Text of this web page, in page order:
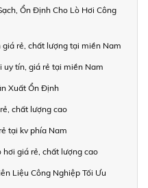
Ổn Định Cho Lò Hơi Công
rẻ, chất lượng tại miền Nam
uy tín, giá rẻ tại miền Nam
Xuất Ổn Định
chất lượng cao
tại kv phía Nam
giá rẻ, chất lượng cao
Liệu Công Nghiệp Tối Ưu